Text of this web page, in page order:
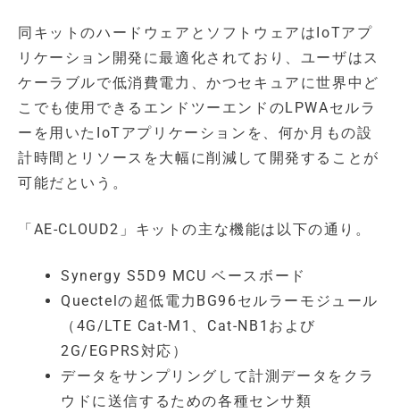
同キットのハードウェアとソフトウェアはIoTアプ
リケーション開発に最適化されており、ユーザはス
ケーラブルで低消費電力、かつセキュアに世界中ど
こでも使用できるエンドツーエンドのLPWAセルラ
ーを用いたIoTアプリケーションを、何か月もの設
計時間とリソースを大幅に削減して開発することが
可能だという。
「AE-CLOUD2」キットの主な機能は以下の通り。
Synergy S5D9 MCU ベースボード
Quectelの超低電力BG96セルラーモジュール
（4G/LTE Cat-M1、Cat-NB1および
2G/EGPRS対応）
データをサンプリングして計測データをクラ
ウドに送信するための各種センサ類